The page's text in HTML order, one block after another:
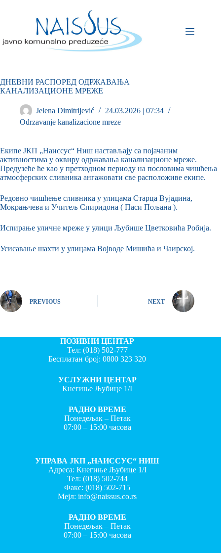
ДНЕВНИ РАСПОРЕД ОДРЖАВАЊА
КАНАЛИЗАЦИОНЕ МРЕЖЕ
Jelena Dimitrijević
24.03.2026 | 07:34
Odrzavanje kanalizacione mreze
Екипе ЈКП „Наиссус“ Ниш настављају са појачаним
активностима у оквиру одржавања канализационе мреже.
Предузеће ће као у претходном периоду на пословима чишћења
атмосферских сливника ангажовати све расположиве екипе.
Редовно чишћење сливника у улицама Старца Вујадина,
Мокрањчева и Учитељ Спиридона ( Паси Пољана ).
Испирање уличне мреже у улици Љубише Цветковића Робија.
Усисавање шахти у улицама Војводе Мишића и Чаирској.
PREVIOUS NEXT
ПОЗИВНИ ЦЕНТАР
Тел: (018) 502-777
Бесплатан број:0800 323 320
УСЛУЖНИ ЦЕНТАР
Кнегиње Љубице 1/I
РАДНО ВРЕМЕ
Понедељак – Петак
07:00 – 15:00 часова
УПРАВА ЈКП „НАИССУС“ НИШ
Адреса: Кнегиње Љубице 1/I
Тел: (018) 502-744
Факс:(018) 502-715
Мејл:info@naissus.co.rs
РАДНО ВРЕМЕ
Понедељак – Петак
07:00 – 15:00 часова